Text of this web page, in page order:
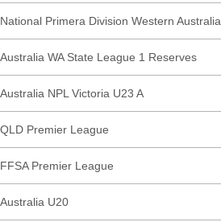
National Primera Division Western Australia
Australia WA State League 1 Reserves
Australia NPL Victoria U23 A
QLD Premier League
FFSA Premier League
Australia U20